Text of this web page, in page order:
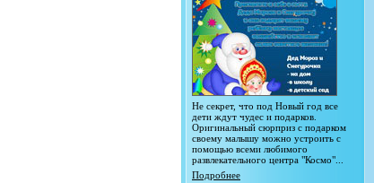
Не секрет, что под Новый год все
дети ждут чудес и подарков.
Оригинальный сюрприз с подарком
своему малышу можно устроить с
помощью всеми любимого
развлекательного центра "Космо"...
Подробнее